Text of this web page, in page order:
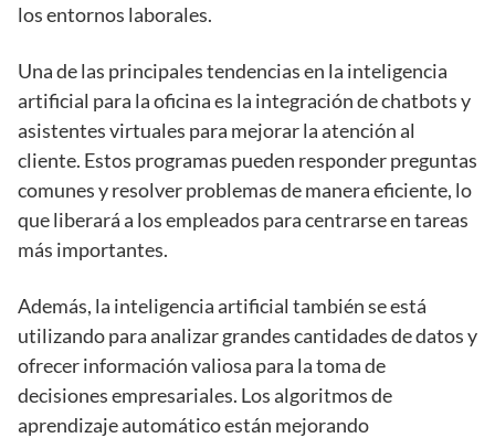
los entornos laborales.
Una de las principales tendencias en la inteligencia
artificial para la oficina es la integración de chatbots y
asistentes virtuales para mejorar la atención al
cliente. Estos programas pueden responder preguntas
comunes y resolver problemas de manera eficiente, lo
que liberará a los empleados para centrarse en tareas
más importantes.
Además, la inteligencia artificial también se está
utilizando para analizar grandes cantidades de datos y
ofrecer información valiosa para la toma de
decisiones empresariales. Los algoritmos de
aprendizaje automático están mejorando